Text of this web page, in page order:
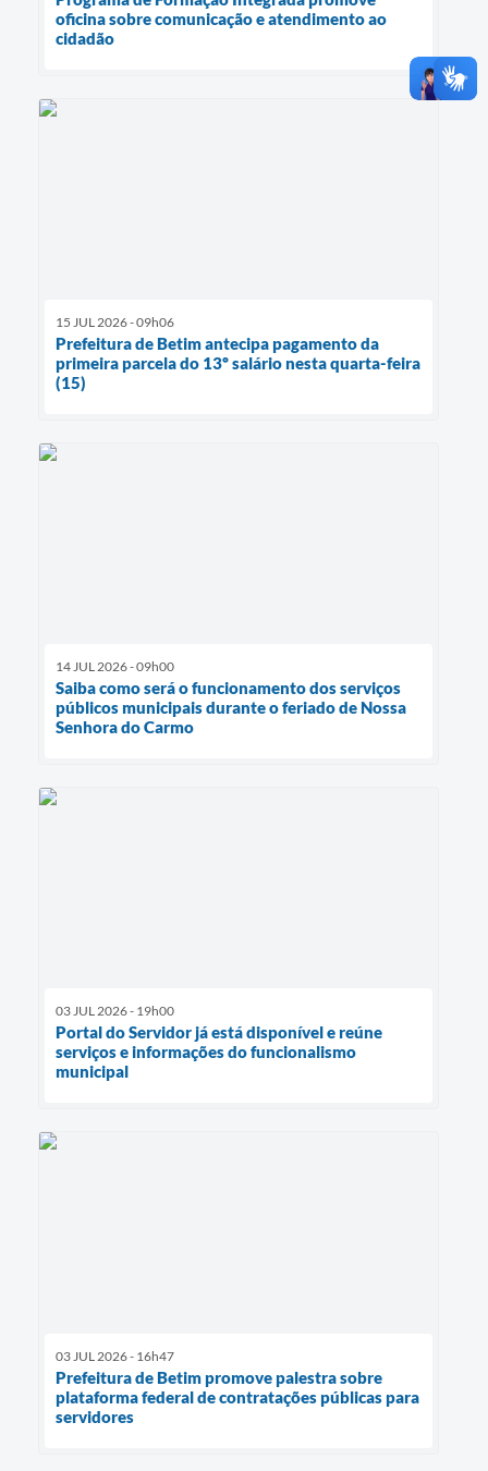
oficina sobre comunicação e atendimento ao
cidadão
15 JUL 2026 - 09h06
Prefeitura de Betim antecipa pagamento da
primeira parcela do 13º salário nesta quarta-feira
(15)
14 JUL 2026 - 09h00
Saiba como será o funcionamento dos serviços
públicos municipais durante o feriado de Nossa
Senhora do Carmo
03 JUL 2026 - 19h00
Portal do Servidor já está disponível e reúne
serviços e informações do funcionalismo
municipal
03 JUL 2026 - 16h47
Prefeitura de Betim promove palestra sobre
plataforma federal de contratações públicas para
servidores